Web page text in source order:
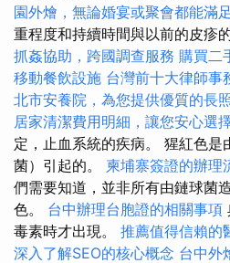
園外燴，無論婚宴或聚會都能滿
重程度和持續時間與以前的皮疹
抓姦協助，跨國調查服務 購買二
移動餐飲設施 台灣前十大律師事
北市安養院，為您提供優質的長
居家清潔費用明細，讓您安心選
定，止血系統的疾病。 猩紅色是
菌）引起的。 柬埔寨簽證的辦理
們需要知道，並非所有由鏈球菌
色。 台中辦理台胞證的相關事項
毒素時才出現。 推薦值得信賴的
深入了解SEO的核心概念 台中外